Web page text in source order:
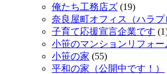
俺たち工務店ズ (19)
奈良屋町オフィス（ハラプ
子育て応援宣言企業です
小笹のマンションリフォー
小笹の家 (55)
平和の家（公開中です！）